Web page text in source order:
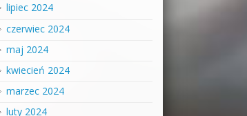
lipiec 2024
czerwiec 2024
maj 2024
kwiecień 2024
marzec 2024
luty 2024